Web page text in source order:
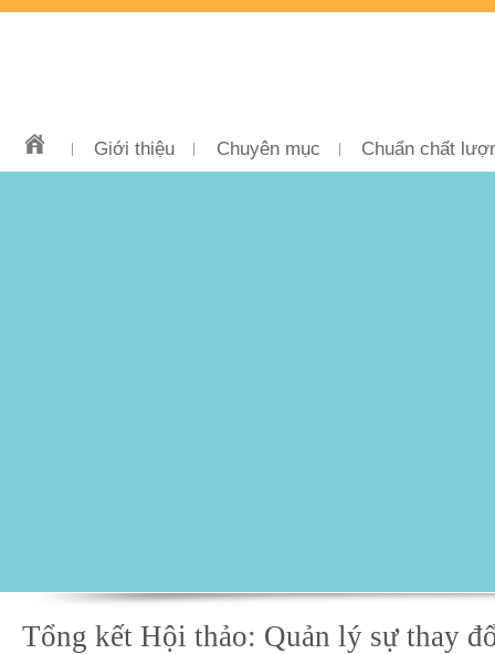
Giới thiệu Chuyên mục Chuẩn chất
Tổng kết Hội thảo: Quản lý sự thay